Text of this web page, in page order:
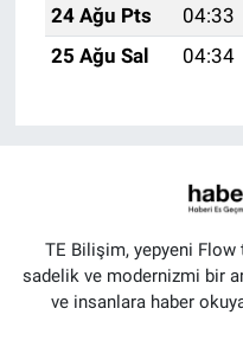
24 Ağu Pts
04:33
25 Ağu Sal
04:34
TE Bilişim, yepyeni
sadelik ve modernizmi bir
ve insanlara haber